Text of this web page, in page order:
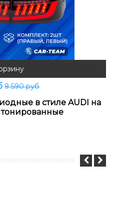
9 590 руб
в стиле AUDI на
тонированные